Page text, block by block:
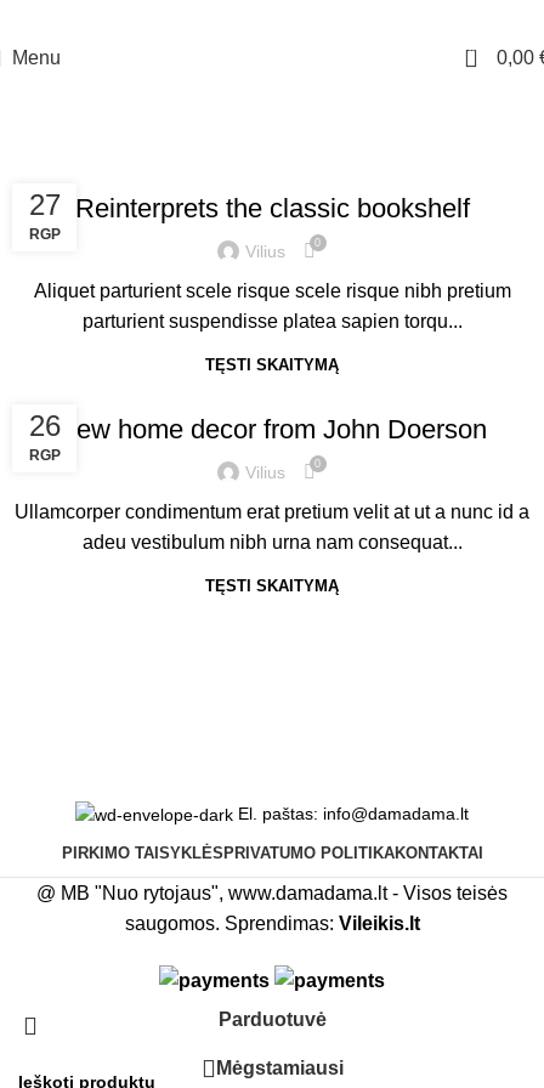
Menu 0 0,00
27
RGP
Reinterprets the classic bookshelf
Vilius 0
Aliquet parturient scele risque scele risque nibh pretium
parturient suspendisse platea sapien torqu...
TĘSTI SKAITYMĄ
26
RGP
New home decor from John Doerson
Vilius 0
Ullamcorper condimentum erat pretium velit at ut a nunc id a
adeu vestibulum nibh urna nam consequat...
TĘSTI SKAITYMĄ
El. paštas: info@damadama.lt
PIRKIMO TAISYKLĖS PRIVATUMO POLITIKAKONTAKTAI
@ MB "Nuo rytojaus", www.damadama.lt - Visos teisės
saugomos. Sprendimas: Vileikis.lt
Parduotuvė
Mėgstamiausi